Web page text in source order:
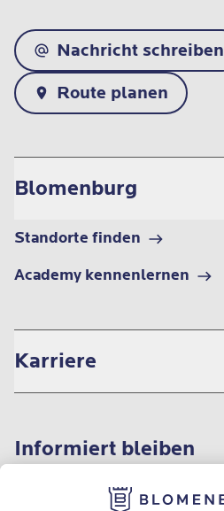
Nachricht schreiben
Route planen
Blomenburg
Standorte finden
Academy kennenlernen
Karriere
Informiert bleiben